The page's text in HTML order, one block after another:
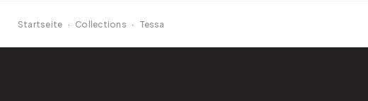
Startseite · Collections · Tessa